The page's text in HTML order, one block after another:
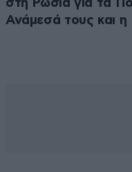
στη Ρωσία για τα
Ανάμεσά τους και